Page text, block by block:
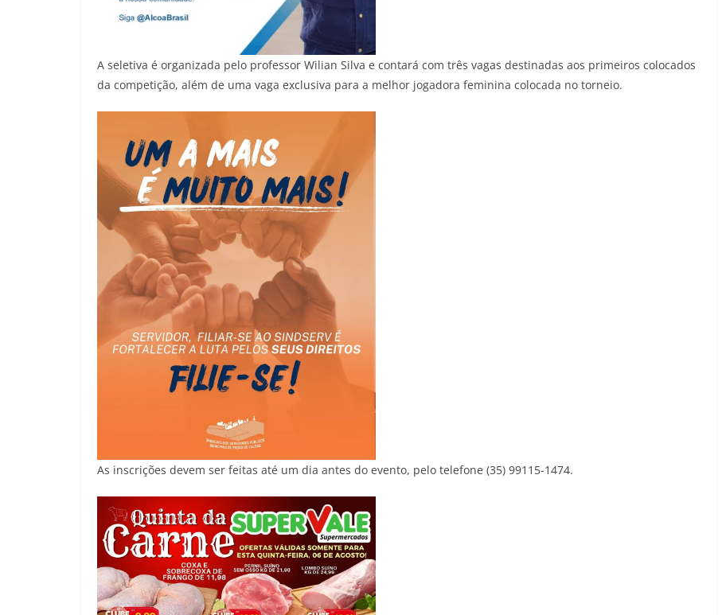
A seletiva é organizada pelo professor Wilian Silva e contará com três vagas destinadas aos primeiros colocados
da competição, além de uma vaga exclusiva para a melhor jogadora feminina colocada no torneio.
As inscrições devem ser feitas até um dia antes do evento, pelo telefone (35) 99115-1474.